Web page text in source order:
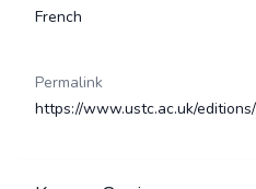
French
Permalink
https://www.ustc.ac.uk/